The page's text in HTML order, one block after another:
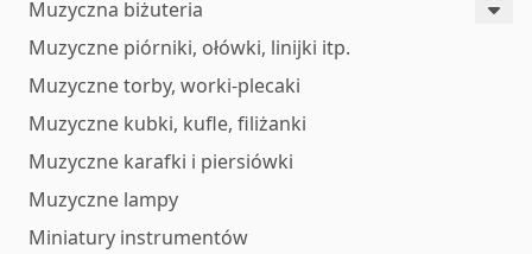
Muzyczna biżuteria
Muzyczne piórniki, ołówki, linijki itp.
Muzyczne torby, worki-plecaki
Muzyczne kubki, kufle, filiżanki
Muzyczne karafki i piersiówki
Muzyczne lampy
Miniatury instrumentów